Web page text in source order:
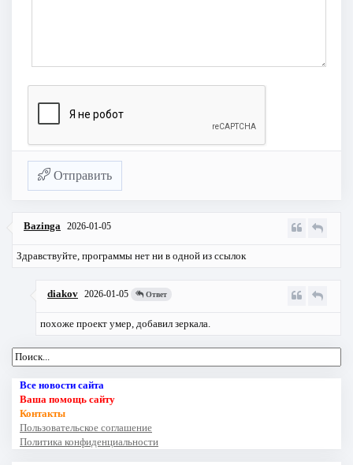
Отправить
Bazinga 2026-01-05
Здравствуйте, программы нет ни в одной из ссылок
diakov 2026-01-05 Ответ
похоже проект умер, добавил зеркала.
Все новости сайта
Ваша помощь сайту
Контакты
Пользовательское соглашение
Политика конфиденциальности